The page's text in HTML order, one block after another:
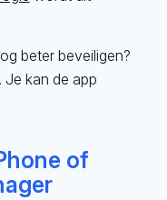
beter beveiligen?
. Je kan de app
of